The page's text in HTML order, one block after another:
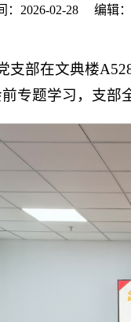
：2026-02-28 编辑
支部在文典楼
专题学习，支部